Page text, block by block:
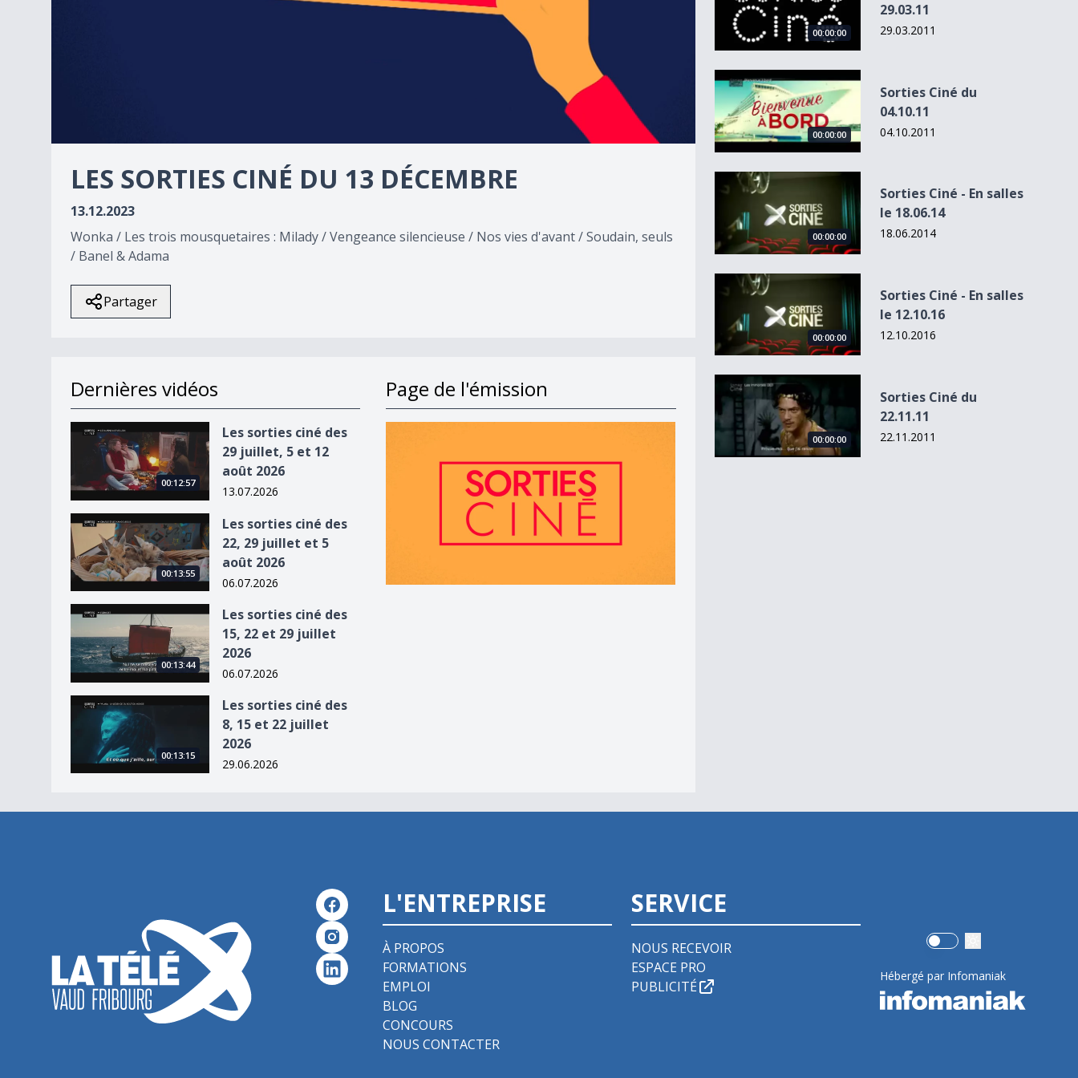
90%
LES SORTIES CINÉ DU 13 DÉCEMBRE
13.12.2023
Wonka / Les trois mousquetaires : Milady / Vengeance silencieuse / Nos vies d'avant / Soudain, seuls
/ Banel & Adama
Partager
Dernières vidéos
Les sorties ciné des 29 juillet, 5 et 12 août 2026
00:12:57
Les sorties ciné des
29 juillet, 5 et 12
août 2026
13.07.2026
Les sorties ciné des 22, 29 juillet et 5 août 2026
00:13:55
Les sorties ciné des
22, 29 juillet et 5
août 2026
06.07.2026
Les sorties ciné des 15, 22 et 29 juillet 2026
00:13:44
Les sorties ciné des
15, 22 et 29 juillet
2026
06.07.2026
Les sorties ciné des 8, 15 et 22 juillet 2026
00:13:15
Les sorties ciné des
8, 15 et 22 juillet
2026
29.06.2026
Page de l'émission
00:00:00
29.03.11
29.03.2011
Sorties Ciné du 04.10.11
00:00:00
Sorties Ciné du
04.10.11
04.10.2011
Sorties Ciné - En salles le 18.06.14
00:00:00
Sorties Ciné - En salles
le 18.06.14
18.06.2014
Sorties Ciné - En salles le 12.10.16
00:00:00
Sorties Ciné - En salles
le 12.10.16
12.10.2016
Sorties Ciné du 22.11.11
00:00:00
Sorties Ciné du
22.11.11
22.11.2011
L'ENTREPRISE
À PROPOS
FORMATIONS
EMPLOI
BLOG
CONCOURS
NOUS CONTACTER
SERVICE
NOUS RECEVOIR
ESPACE PRO
PUBLICITÉ
Use setting
Hébergé par Infomaniak